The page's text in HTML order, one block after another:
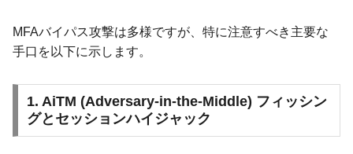
MFAバイパス攻撃は多様ですが、特に注意すべき主要な
手口を以下に示します。
1. AiTM (Adversary-in-the-Middle) フィッシン
グとセッションハイジャック